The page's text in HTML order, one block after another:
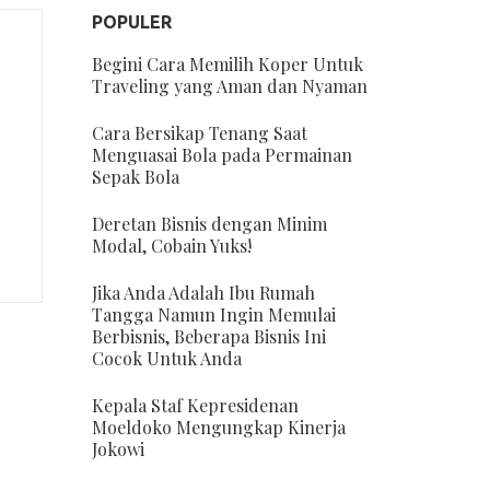
POPULER
Begini Cara Memilih Koper Untuk
Traveling yang Aman dan Nyaman
Cara Bersikap Tenang Saat
Menguasai Bola pada Permainan
Sepak Bola
Deretan Bisnis dengan Minim
Modal, Cobain Yuks!
Jika Anda Adalah Ibu Rumah
Tangga Namun Ingin Memulai
Berbisnis, Beberapa Bisnis Ini
Cocok Untuk Anda
Kepala Staf Kepresidenan
Moeldoko Mengungkap Kinerja
Jokowi